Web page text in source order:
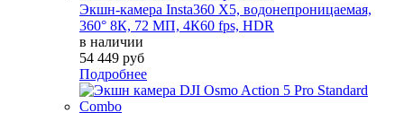
Экшн-камера Insta360 X5, водонепроницаемая,
360° 8К, 72 МП, 4К60 fps, HDR
в наличии
54 449 руб
Подробнее